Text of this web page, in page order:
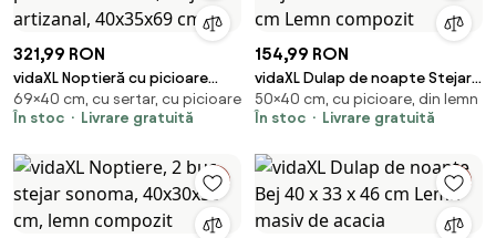
321,99 RON
vidaXL Noptieră cu picioare
metalice, stejar artizanal,
40x35x69 cm
69×40 cm, cu sertar, cu picioare
În stoc
Livrare gratuită
154,99 RON
vidaXL Dulap de noapte Stejar
Artizanal 40 x 30 x 50 cm Lemn
compozit
50×40 cm, cu picioare, din lemn
În stoc
Livrare gratuită